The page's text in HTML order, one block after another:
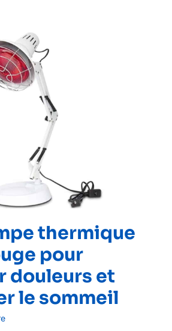
thermique
pour
douleurs et
le sommeil